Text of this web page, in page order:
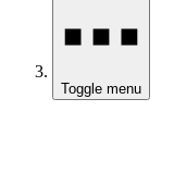
Toggle menu